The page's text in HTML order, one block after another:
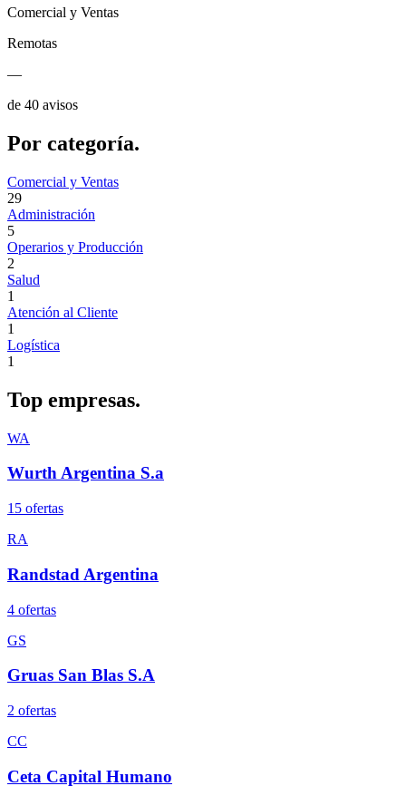
Comercial y Ventas
Remotas
—
de 40 avisos
Por categoría.
Comercial y Ventas
29
Administración
5
Operarios y Producción
2
Salud
1
Atención al Cliente
1
Logística
1
Top empresas.
WA
Wurth Argentina S.a
15 ofertas
RA
Randstad Argentina
4 ofertas
GS
Gruas San Blas S.A
2 ofertas
CC
Ceta Capital Humano